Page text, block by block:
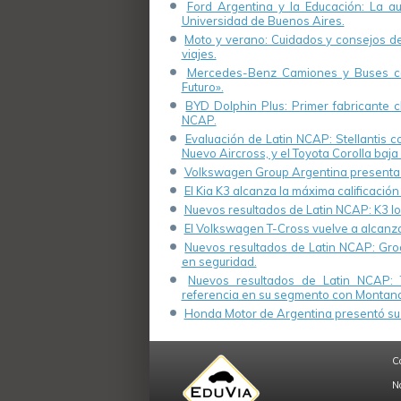
Ford Argentina y la Educación: La
Universidad de Buenos Aires.
Moto y verano: Cuidados y consejos
viajes.
Mercedes-Benz Camiones y Buses
Futuro».
BYD Dolphin Plus: Primer fabricante
NCAP.
Evaluación de Latin NCAP: Stellantis
Nuevo Aircross, y el Toyota Corolla
Volkswagen Group Argentina
El Kia K3 alcanza la máxima
Nuevos resultados de Latin NCAP: K3
El Volkswagen T-Cross vuelve a
Nuevos resultados de Latin NCAP:
en seguridad.
Nuevos resultados de Latin
referencia en su segmento con
Honda Motor de Argentina presentó